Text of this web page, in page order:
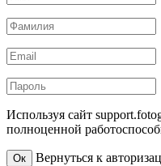
Используя сайт
полноценной
Ок Вернуться к